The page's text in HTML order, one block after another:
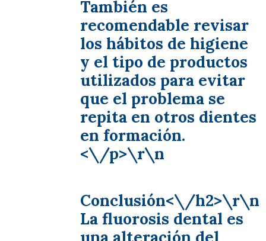
También es
recomendable revisar
los hábitos de higiene
y el tipo de productos
utilizados para evitar
que el problema se
repita en otros dientes
en formación.
<\/p>\r\n
Conclusión<\/h2>\r\n
La fluorosis dental es
una alteración del